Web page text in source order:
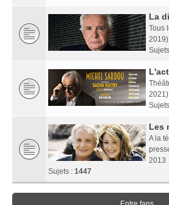
La
Tous
2019)
2021)
Les
A la
2013
Sujets : 1447